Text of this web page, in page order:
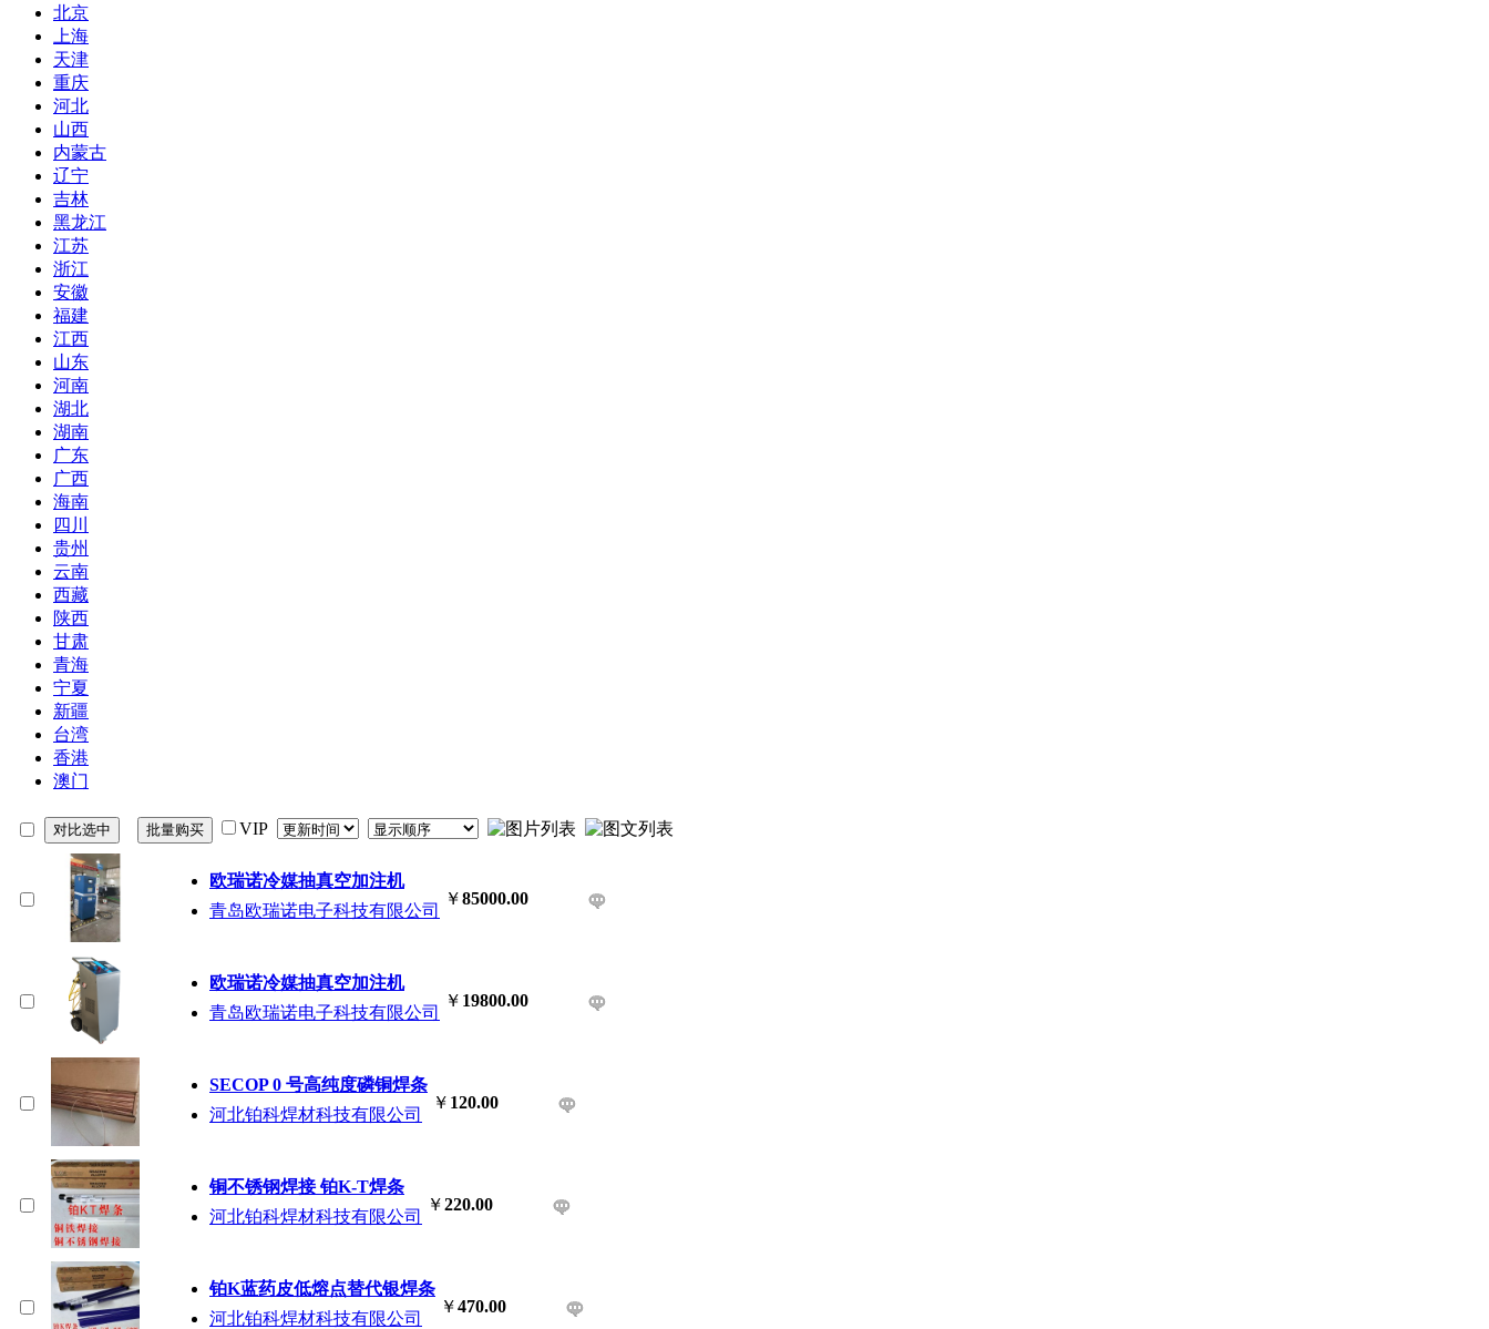
北京
上海
天津
重庆
河北
山西
内蒙古
辽宁
吉林
黑龙江
江苏
浙江
安徽
福建
江西
山东
河南
湖北
湖南
广东
广西
海南
四川
贵州
云南
西藏
陕西
甘肃
青海
宁夏
新疆
台湾
香港
澳门
VIP
欧瑞诺冷媒抽真空加注机
青岛欧瑞诺电子科技有限公司
￥85000.00
欧瑞诺冷媒抽真空加注机
青岛欧瑞诺电子科技有限公司
￥ 19800.00
SECOP 0 号高纯度磷铜焊条
河北铂科焊材科技有限公司
￥ 120.00
铜不锈钢焊接 铂K-T焊条
河北铂科焊材科技有限公司
￥220.00
铂K蓝药皮低熔点替代银焊条
河北铂科焊材科技有限公司
￥470.00